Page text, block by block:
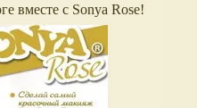
вместе с Sonya Rose!